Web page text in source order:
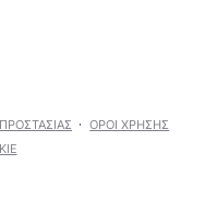
ΌΡΟΙ ΧΡΉΣΗΣ